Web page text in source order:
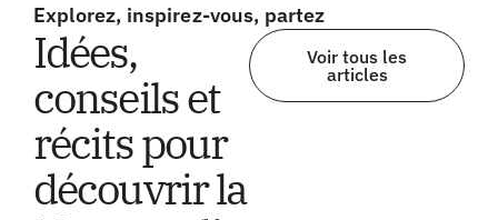
Explorez, inspirez-vous, partez
Idées,
conseils et
récits pour
découvrir la
Voir tous les
articles